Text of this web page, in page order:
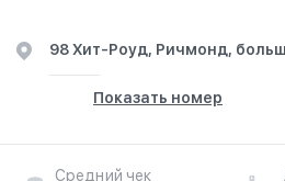
98 Хит-Роуд, Ричмонд,
Показать номер
Средний чек